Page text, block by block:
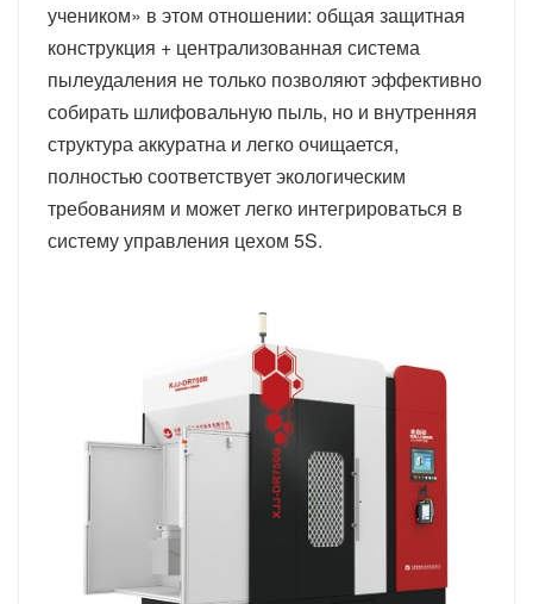
учеником» в этом отношении: общая защитная
конструкция + централизованная система
пылеудаления не только позволяют эффективно
собирать шлифовальную пыль, но и внутренняя
структура аккуратна и легко очищается,
полностью соответствует экологическим
требованиям и может легко интегрироваться в
систему управления цехом 5S.